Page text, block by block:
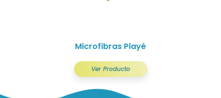
Microfibras Playé
Ver Producto